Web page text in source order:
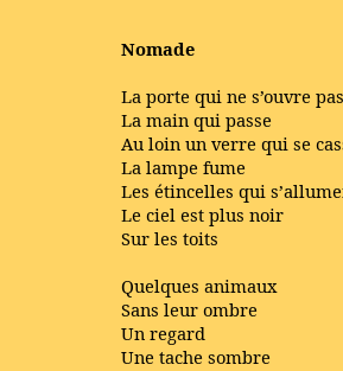
Nomade
La porte qui ne s’ouvre pas
La main qui passe
Au loin un verre qui se
La lampe fume
Les étincelles qui
Le ciel est plus noir
Sur les toits
Quelques animaux
Sans leur ombre
Un regard
Une tache sombre